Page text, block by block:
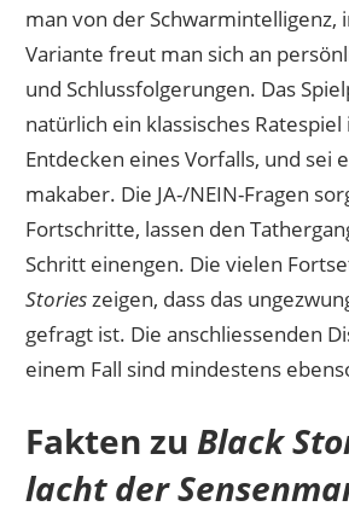
man von der Schwarmintelligenz,
Variante freut man sich an
und Schlussfolgerungen. Das
natürlich ein klassisches
Entdecken eines Vorfalls, und sei
makaber. Die JA-/NEIN-Fragen
Fortschritte, lassen den
Schritt einengen. Die vielen
Storieszeigen, dass das
gefragt ist. Die anschliessenden
einem Fall sind mindestens
Fakten zuBlack
lacht der